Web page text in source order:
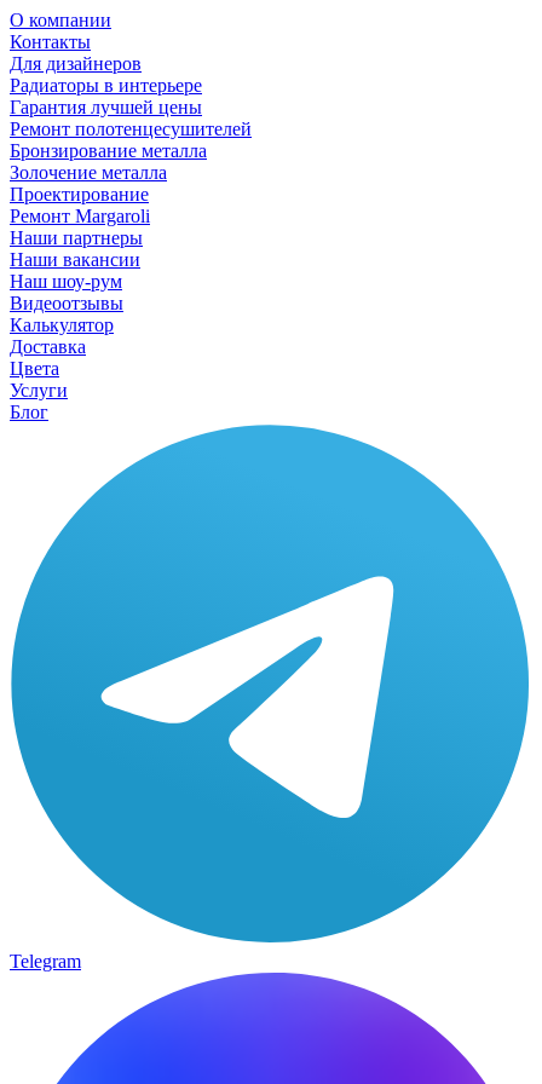
О компании
Контакты
Для дизайнеров
Радиаторы в интерьере
Гарантия лучшей цены
Ремонт полотенцесушителей
Бронзирование металла
Золочение металла
Проектирование
Ремонт Margaroli
Наши партнеры
Наши вакансии
Наш шоу-рум
Видеоотзывы
Калькулятор
Доставка
Цвета
Услуги
Блог
Telegram